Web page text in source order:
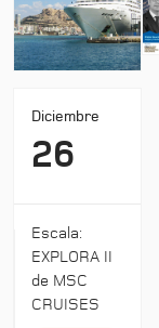
Diciembre
26
Escala:
EXPLORA II
de MSC
CRUISES